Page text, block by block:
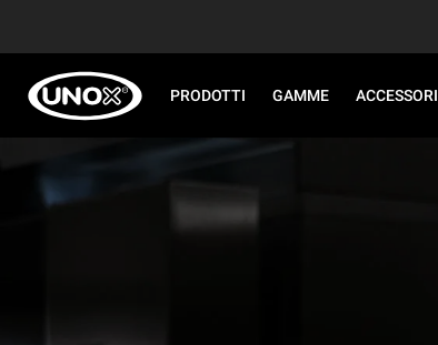
PRODOTTI GAMME ACCESSORI